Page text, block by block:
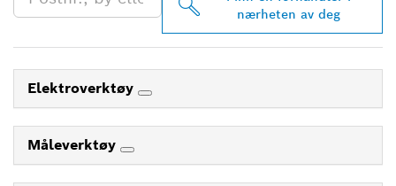
nærheten av deg
Elektroverktøy
Måleverktøy